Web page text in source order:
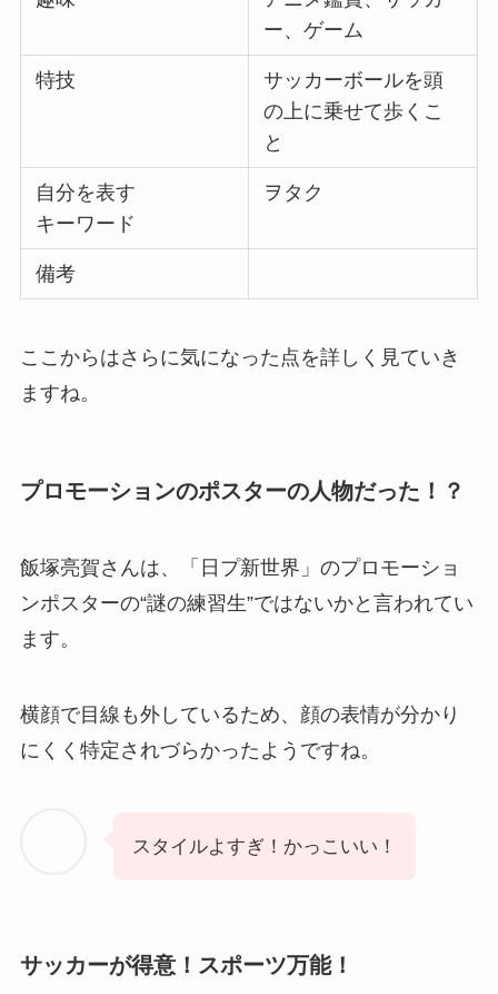
ー、ゲーム
特技
サッカーボールを頭
の上に乗せて歩くこ
と
自分を表す
キーワード
ヲタク
備考
ここからはさらに気になった点を詳しく見ていき
ますね。
プロモーションのポスターの人物だった！？
飯塚亮賀さんは、「日プ新世界」のプロモーショ
ンポスターの“謎の練習生”ではないかと言われてい
ます。
横顔で目線も外しているため、顔の表情が分かり
にくく特定されづらかったようですね。
スタイルよすぎ！かっこいい！
サッカーが得意！スポーツ万能！